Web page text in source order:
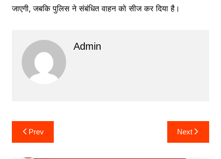
जाएगी, जबकि पुलिस ने संबंधित वाहन को सीज कर दिया है।
Admin
Post
navigation
Prev Next